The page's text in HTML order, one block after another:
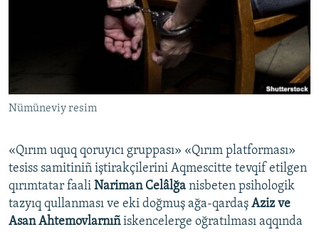
RFE/RS bütün saytları
Nümüneviy resim
«Qırım uquq qoruyıcı gruppası» «Qırım platforması»
tesiss samitiniñ iştirakçilerini Aqmescitte tevqif etilgen
qırımtatar faali Nariman Celâlğa nisbeten psihologik
tazyıq qullanması ve eki doğmuş ağa-qardaş Aziz ve
Asan Ahtemovlarnıñiskencelerge oğratılması aqqında